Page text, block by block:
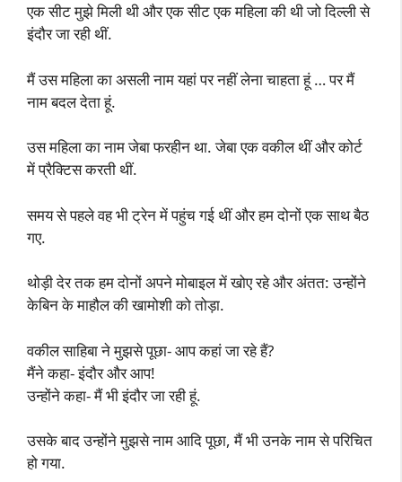
एक सीट मुझे मिली थी और एक सीट एक महिला की थी जो दिल्ली से
इंदौर जा रही थीं.
मैं उस महिला का असली नाम यहां पर नहीं लेना चाहता हूं … पर मैं
नाम बदल देता हूं.
उस महिला का नाम जेबा फरहीन था. जेबा एक वकील थीं और कोर्ट
में प्रैक्टिस करती थीं.
समय से पहले वह भी ट्रेन में पहुंच गई थीं और हम दोनों एक साथ बैठ
गए.
थोड़ी देर तक हम दोनों अपने मोबाइल में खोए रहे और अंतत: उन्होंने
केबिन के माहौल की खामोशी को तोड़ा.
वकील साहिबा ने मुझसे पूछा- आप कहां जा रहे हैं?
मैंने कहा- इंदौर और आप!
उन्होंने कहा- मैं भी इंदौर जा रही हूं.
उसके बाद उन्होंने मुझसे नाम आदि पूछा, मैं भी उनके नाम से परिचित
हो गया.